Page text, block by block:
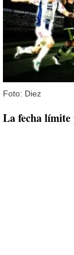
Foto: Diez
La fecha límite